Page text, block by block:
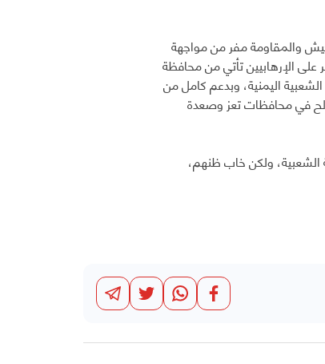
والمقاومة مفر من مواجهة
على الإرهابيين تأتي من محافظة
اليمنية، وبدعم كامل من
في محافظات تعز وصعدة
الشعبية، ولكن خاب ظنهم،